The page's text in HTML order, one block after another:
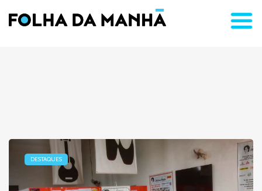
DESTAQUES